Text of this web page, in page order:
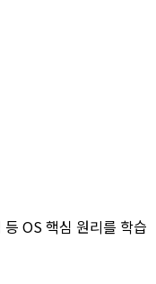
OS 핵심 원리를 학습